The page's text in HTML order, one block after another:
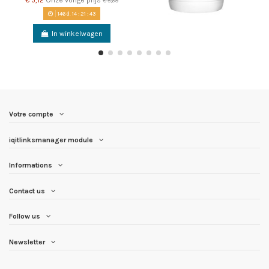
146d. 14:21 :43
In winkelwagen
Votre compte
iqitlinksmanager module
Informations
Contact us
Follow us
Newsletter